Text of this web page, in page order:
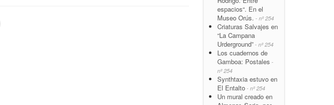
espacios“. En el
Museo Orús. - nº 254
Criaturas Salvajes en
“La Campana
Urderground” - nº 254
Los cuadernos de
Gamboa: Postales -
nº 254
Synthtaxia estuvo en
El Entalto - nº 254
Un mural creado en